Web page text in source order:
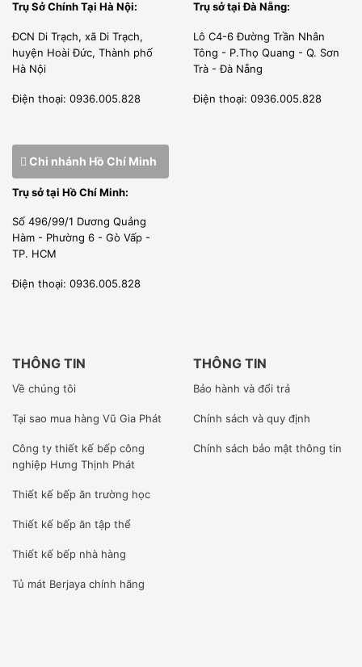
style=”position: absolute;top: 0;left: 0;width:
Kỹ sư của chúng tôi được đào tạo tại nhà sản xuất, được
cấp phép đủ điều kiện lắp đặt, bảo trì, bảo hành sản phẩm
của hãng.
Chúng tôi là đơn vị nhập khẩu trực tiếp giao hàng và lắp
đặt thi công dự án.
Đội ngũ nhân sự kỹ thuật viên của Vũ Gia Phát được tuyển
chọn từ kỹ sư điện lạnh, tay nghề cao từ những trường đại
học, cao đẳng, sau đó kỹ thuật viên được đào tạo chuyên
Trụ Sở Chính Tại Hà Nội:
ĐCN Di Trạch, xã Di Trạch,
huyện Hoài Đức, Thành phố
Hà Nội
Điện thoại: 0936.005.828
Trụ sở tại Đà Nẵng:
Lô C4-6 Đường Trần Nhân
Tông - P.Thọ Quang - Q. Sơn
Trà - Đà Nẵng
Điện thoại: 0936.005.828
Chi nhánh Hồ Chí Minh
Trụ sở tại Hồ Chí Minh:
Số 496/99/1 Dương Quảng
Hàm - Phường 6 - Gò Vấp -
TP. HCM
Điện thoại: 0936.005.828
THÔNG TIN
Về chúng tôi
Tại sao mua hàng Vũ Gia Phát
Công ty thiết kế bếp công
nghiệp Hưng Thịnh Phát
Thiết kế bếp ăn trường học
Thiết kế bếp ăn tập thể
Thiết kế bếp nhà hàng
Tủ mát Berjaya chính hãng
THÔNG TIN
Bảo hành và đổi trả
Chính sách và quy định
Chính sách bảo mật thông tin